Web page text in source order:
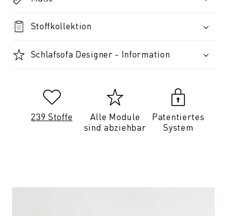
Stoffkollektion
Schlafsofa Designer - Information
239 Stoffe
Alle Module
sind abziehbar
Patentiertes
System